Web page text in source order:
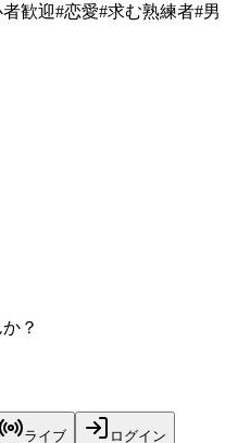
歓迎#恋愛#求む熟練者#男
？
ライブ ログイン